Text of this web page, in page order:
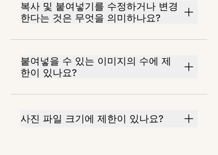
복사 및 붙여넣기를 수정하거나 변경
한다는 것은 무엇을 의미하나요?
붙여넣을 수 있는 이미지의 수에 제
한이 있나요?
사진 파일 크기에 제한이 있나요?